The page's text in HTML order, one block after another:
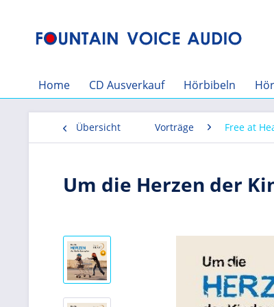
Home CD Ausverkauf Hörbibeln
Übersicht Vorträge Free at
Um die Herzen der